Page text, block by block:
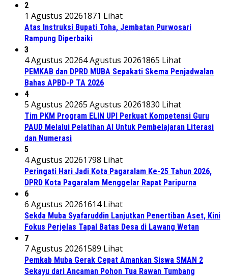
2
1 Agustus 20261871 Lihat
Atas Instruksi Bupati Toha, Jembatan Purwosari
Rampung Diperbaiki
3
4 Agustus 20264 Agustus 20261865 Lihat
PEMKAB dan DPRD MUBA Sepakati Skema Penjadwalan
Bahas APBD-P TA 2026
4
5 Agustus 20265 Agustus 20261830 Lihat
Tim PKM Program ELIN UPI Perkuat Kompetensi Guru
PAUD Melalui Pelatihan AI Untuk Pembelajaran Literasi
dan Numerasi
5
4 Agustus 20261798 Lihat
Peringati Hari Jadi Kota Pagaralam Ke-25 Tahun 2026,
DPRD Kota Pagaralam Menggelar Rapat Paripurna
6
6 Agustus 20261614 Lihat
Sekda Muba Syafaruddin Lanjutkan Penertiban Aset, Kini
Fokus Perjelas Tapal Batas Desa di Lawang Wetan
7
7 Agustus 20261589 Lihat
Pemkab Muba Gerak Cepat Amankan Siswa SMAN 2
Sekayu dari Ancaman Pohon Tua Rawan Tumbang